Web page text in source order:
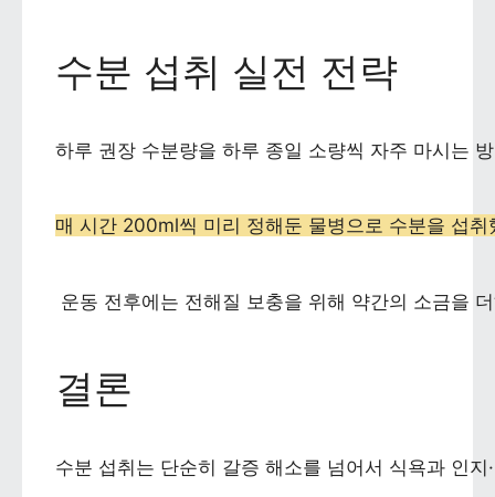
수분 섭취 실전 전략
하루 권장 수분량을 하루 종일 소량씩 자주 마시는
매 시간 200ml씩 미리 정해둔 물병으로 수분을 섭취
운동 전후에는 전해질 보충을 위해 약간의 소금을
결론
수분 섭취는 단순히 갈증 해소를 넘어서 식욕과 인